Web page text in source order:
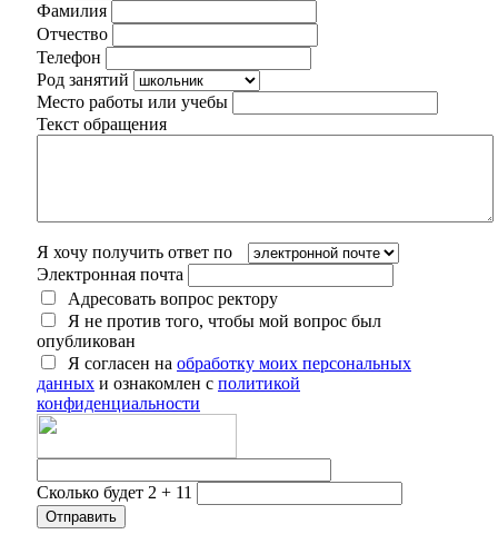
Фамилия
Отчество
Телефон
Род занятий
Место работы или учебы
Текст обращения
Я хочу получить ответ по
Электронная почта
Адресовать вопрос ректору
Я не против того, чтобы мой вопрос был
опубликован
Я согласен на обработку моих персональных
данных и ознакомлен с политикой
конфиденциальности
Сколько будет 2 + 11